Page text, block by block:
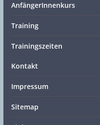
AnfängerInnenkurs
Training
Trainingszeiten
Kontakt
Impressum
Sitemap